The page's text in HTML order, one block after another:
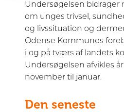
Undersøgelsen bidrager
om unges trivsel,
og livssituation og
Odense Kommunes
i og på tværs af landets
Undersøgelsen afvikles
november til januar.
Den seneste